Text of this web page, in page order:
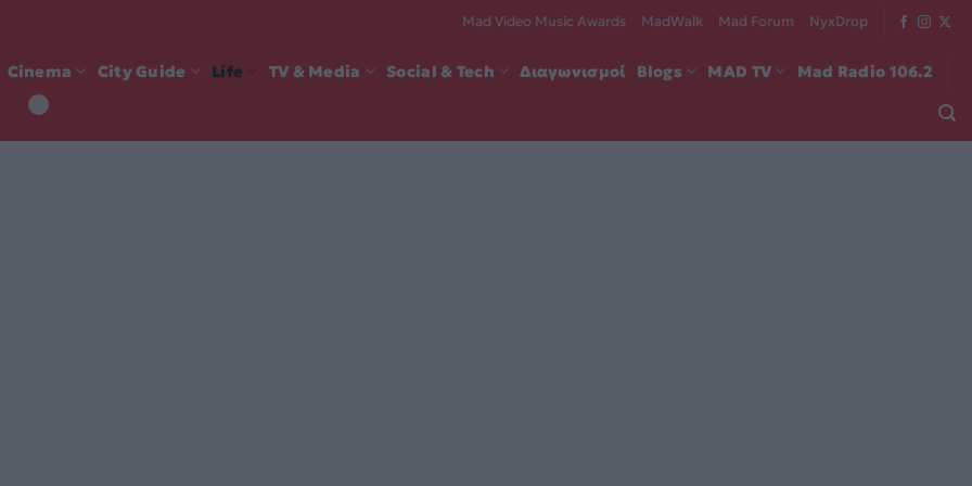
Mad Video Music Awards MadWalk Mad Forum NyxDrop
Cinema City Guide Life TV & Media Social & Tech Διαγωνισμοί Blogs MAD TV Mad Radio 106.2